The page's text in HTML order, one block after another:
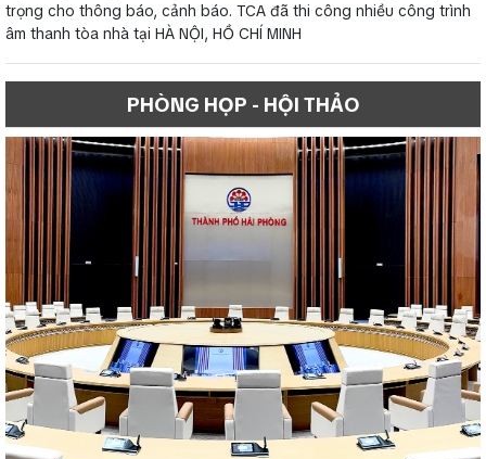
trọng cho thông báo, cảnh báo. TCA đã thi công nhiều công trình
âm thanh tòa nhà tại HÀ NỘI, HỒ CHÍ MINH
PHÒNG HỌP - HỘI THẢO